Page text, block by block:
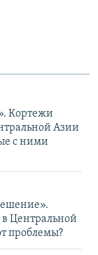
Кортежи
Азии
с ними
Центральной
проблемы?